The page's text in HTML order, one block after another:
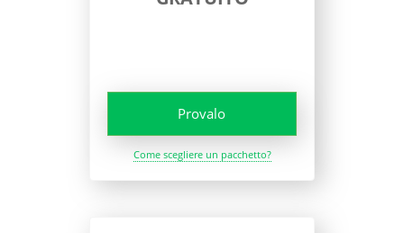
Provalo
Come scegliere un pacchetto?